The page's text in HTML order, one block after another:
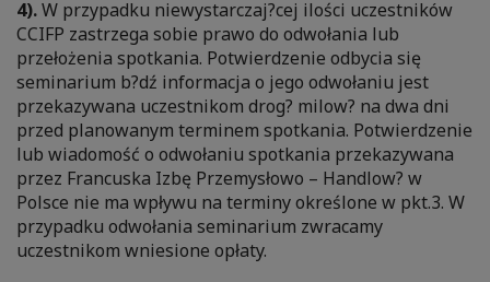
4).W przypadku niewystarczaj?cej ilości uczestników
CCIFP zastrzega sobie prawo do odwołania lub
przełożenia spotkania. Potwierdzenie odbycia się
seminarium b?dź informacja o jego odwołaniu jest
przekazywana uczestnikom drog? milow? na dwa dni
przed planowanym terminem spotkania. Potwierdzenie
lub wiadomość o odwołaniu spotkania przekazywana
przez Francuska Izbę Przemysłowo – Handlow? w
Polsce nie ma wpływu na terminy określone w pkt.3. W
przypadku odwołania seminarium zwracamy
uczestnikom wniesione opłaty.